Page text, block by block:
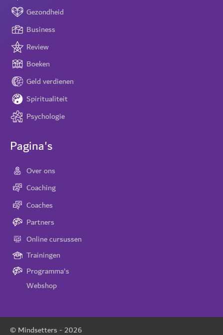
Gezondheid
Business
Review
Boeken
Geld verdienen
Spiritualiteit
Psychologie
Pagina's
Over ons
Coaching
Coaches
Partners
Online cursussen
Trainingen
Programma's
Webshop
© Mindsetters -2026